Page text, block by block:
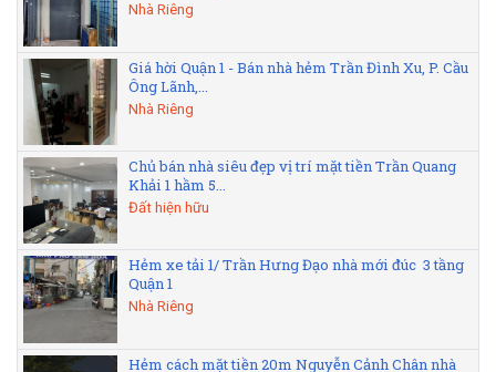
Nhà Riêng
Giá hời Quận 1 - Bán nhà hẻm Trần Đình Xu, P. Cầu
Ông Lãnh,...
Nhà Riêng
Chủ bán nhà siêu đẹp vị trí mặt tiền Trần Quang
Khải 1 hầm 5...
Đất hiện hữu
Hẻm xe tải 1/ Trần Hưng Đạo nhà mới đúc 3 tầng
Quận 1
Nhà Riêng
Hẻm cách mặt tiền 20m Nguyễn Cảnh Chân nhà